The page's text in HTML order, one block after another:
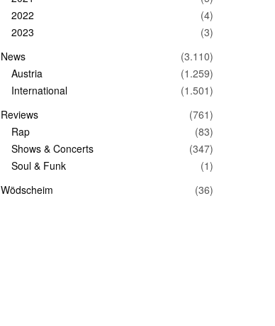
2022
(4)
2023
(3)
News
(3.110)
Austria
(1.259)
International
(1.501)
Reviews
(761)
Rap
(83)
Shows & Concerts
(347)
Soul & Funk
(1)
Wödscheim
(36)